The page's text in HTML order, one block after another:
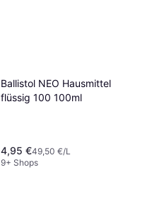
Ballistol NEO Hausmittel
flüssig 100 100ml
4,95 €49,50 €/L
9+ Shops